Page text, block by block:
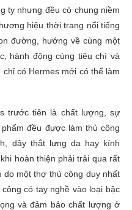
ty nhưng đều có chung niềm
hiệu thời trang nổi tiếng
đường, hướng về cùng một
hành động cùng tiêu chí và
có Hermes mới có thể làm
trước tiên là chất lượng, sự
đều được làm thủ công
dây thắt lưng da hay kính
hoàn thiện phải trải qua rất
do một thợ thủ công duy nhất
có tay nghề vào loại bậc
và đảm bảo chất lượng ở